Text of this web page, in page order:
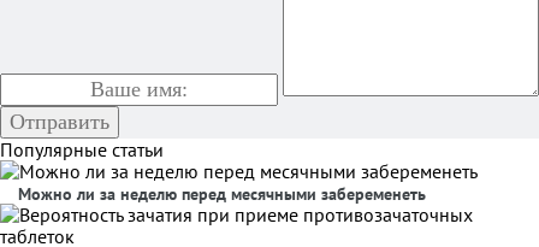
Популярные статьи
Можно ли за неделю перед месячными забеременеть